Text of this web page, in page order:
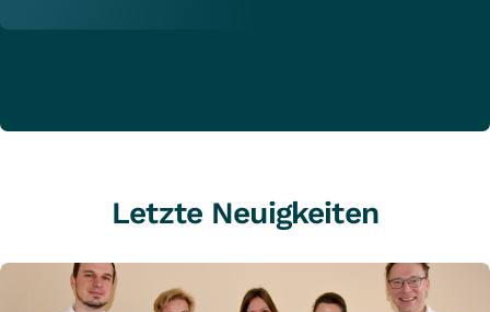
Letzte Neuigkeiten